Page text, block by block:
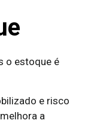
o estoque é
e risco
a